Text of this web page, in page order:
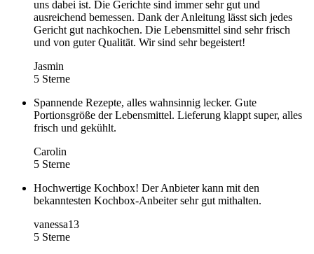
uns dabei ist. Die Gerichte sind immer sehr gut und
ausreichend bemessen. Dank der Anleitung lässt sich jedes
Gericht gut nachkochen. Die Lebensmittel sind sehr frisch
und von guter Qualität. Wir sind sehr begeistert!
Jasmin
5 Sterne
Spannende Rezepte, alles wahnsinnig lecker. Gute
Portionsgröße der Lebensmittel. Lieferung klappt super, alles
frisch und gekühlt.
Carolin
5 Sterne
Hochwertige Kochbox! Der Anbieter kann mit den
bekanntesten Kochbox-Anbeiter sehr gut mithalten.
vanessa13
5 Sterne